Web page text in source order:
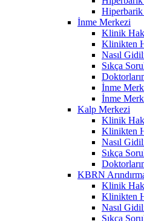
İnme Merkezi
Klinik
Klinikten
Nasıl
Sıkça
İnme
İnme
Kalp Merkezi
Klinik
Klinikten
Nasıl
Sıkça
KBRN
Klinik
Klinikten
Nasıl
Sıkça